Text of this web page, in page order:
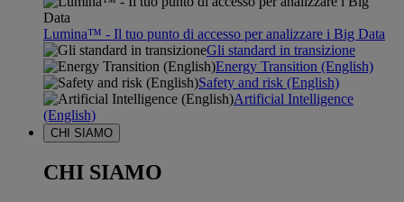
Lumina™ - Il tuo punto di accesso per analizzare i Big Data
Gli standard in transizione
Energy Transition (English)
Safety and risk (English)
Artificial Intelligence
(English)
CHI SIAMO
CHI SIAMO